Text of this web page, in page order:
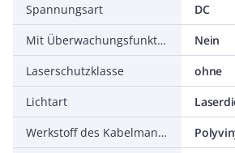
Spannungsart
DC
Mit Überwachungsfunktion nachgeschalteter Geräte
Nein
Laserschutzklasse
ohne
Lichtart
Werkstoff des Kabelmantels